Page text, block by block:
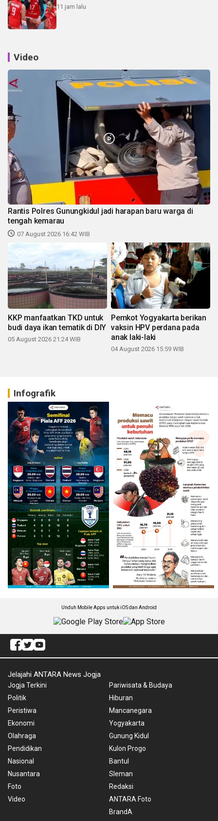
11 jam lalu
Video
Rantis Polres Gunungkidul jadi harapan baru warga di
tengah kemarau
07 August 2026 16:42 WIB
KKP manfaatkan TKD untuk
budi daya ikan tematik di DIY
05 August 2026 21:24 WIB
Pemkot Yogyakarta berikan
vaksin HPV perdana pada
anak laki-laki
04 August 2026 15:59 WIB
Infografik
Unduh Mobile Apps untuk iOS dan Android
Jelajahi ANTARA News Jogja
Jogja Terkini
Politik
Peristiwa
Ekonomi
Olahraga
Pendidikan
Nasional
Nusantara
Foto
Video
Pariwisata & Budaya
Hiburan
Mancanegara
Yogyakarta
Gunung Kidul
Kulon Progo
Bantul
Sleman
Redaksi
ANTARA Foto
BrandA